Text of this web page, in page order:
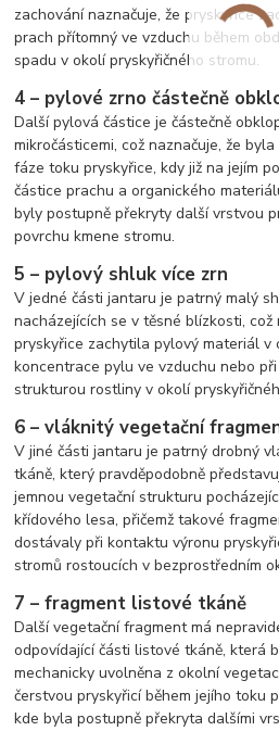
zachování naznačuje, že pryskyřice
prach přítomný ve vzduchu během
spadu v okolí pryskyřičného stromu.
4 – pylové zrno částečně
Další pylová částice je částečně
mikročásticemi, což naznačuje, že
fáze toku pryskyřice, kdy již na jejím
částice prachu a organického
byly postupně překryty další vrstvou
povrchu kmene stromu.
5 – pylový shluk více zrn
V jedné části jantaru je patrný malý
nacházejících se v těsné blízkosti, což
pryskyřice zachytila pylový materiál v
koncentrace pylu ve vzduchu nebo
strukturou rostliny v okolí
6 – vláknitý vegetační
V jiné části jantaru je patrný drobný
tkáně, který pravděpodobně
jemnou vegetační strukturu
křídového lesa, přičemž takové
dostávaly při kontaktu výronu
stromů rostoucích v bezprostředním
7 – fragment listové tkáně
Další vegetační fragment má
odpovídající části listové tkáně, která
mechanicky uvolněna z okolní
čerstvou pryskyřicí během jejího toku
kde byla postupně překryta dalšími